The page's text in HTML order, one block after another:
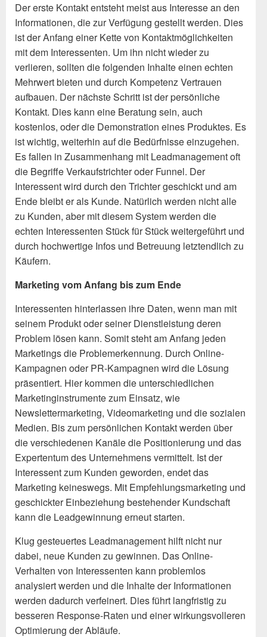
Der erste Kontakt entsteht meist aus Interesse an den
Informationen, die zur Verfügung gestellt werden. Dies
ist der Anfang einer Kette von Kontaktmöglichkeiten
mit dem Interessenten. Um ihn nicht wieder zu
verlieren, sollten die folgenden Inhalte einen echten
Mehrwert bieten und durch Kompetenz Vertrauen
aufbauen. Der nächste Schritt ist der persönliche
Kontakt. Dies kann eine Beratung sein, auch
kostenlos, oder die Demonstration eines Produktes. Es
ist wichtig, weiterhin auf die Bedürfnisse einzugehen.
Es fallen in Zusammenhang mit Leadmanagement oft
die Begriffe Verkaufstrichter oder Funnel. Der
Interessent wird durch den Trichter geschickt und am
Ende bleibt er als Kunde. Natürlich werden nicht alle
zu Kunden, aber mit diesem System werden die
echten Interessenten Stück für Stück weitergeführt und
durch hochwertige Infos und Betreuung letztendlich zu
Käufern.
Marketing vom Anfang bis zum Ende
Interessenten hinterlassen ihre Daten, wenn man mit
seinem Produkt oder seiner Dienstleistung deren
Problem lösen kann. Somit steht am Anfang jeden
Marketings die Problemerkennung. Durch Online-
Kampagnen oder PR-Kampagnen wird die Lösung
präsentiert. Hier kommen die unterschiedlichen
Marketinginstrumente zum Einsatz, wie
Newslettermarketing, Videomarketing und die sozialen
Medien. Bis zum persönlichen Kontakt werden über
die verschiedenen Kanäle die Positionierung und das
Expertentum des Unternehmens vermittelt. Ist der
Interessent zum Kunden geworden, endet das
Marketing keineswegs. Mit Empfehlungsmarketing und
geschickter Einbeziehung bestehender Kundschaft
kann die Leadgewinnung erneut starten.
Klug gesteuertes Leadmanagement hilft nicht nur
dabei, neue Kunden zu gewinnen. Das Online-
Verhalten von Interessenten kann problemlos
analysiert werden und die Inhalte der Informationen
werden dadurch verfeinert. Dies führt langfristig zu
besseren Response-Raten und einer wirkungsvolleren
Optimierung der Abläufe.